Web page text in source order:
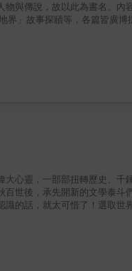
與傳說，故以此為書名。內
界」故事探賾等，各篇皆廣
心靈，一部部扭轉歷史、千
後，承先開新的文學泰斗
的話，就太可惜了！選取世